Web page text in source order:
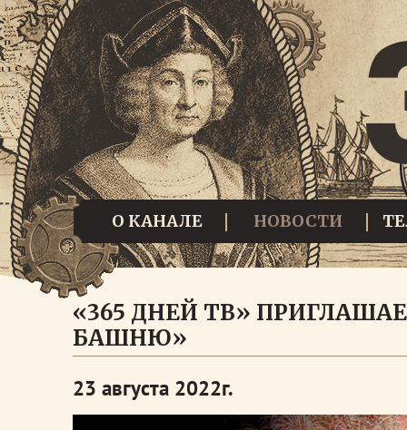
О КАНАЛЕ НОВОСТИ
«365 ДНЕЙ ТВ»
БАШНЮ»
23 августа 2022г.